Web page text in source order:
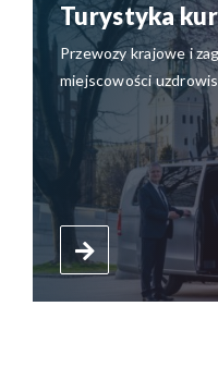
Turystyka
Przewozy krajowe i
miejscowości